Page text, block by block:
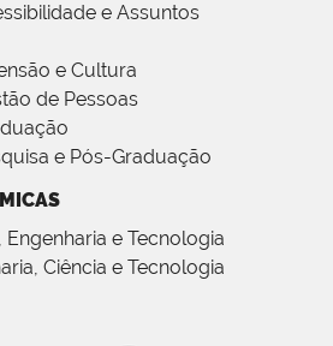
e Assuntos
e Cultura
de Pessoas
e Pós-Graduação
e Tecnologia
Ciência e Tecnologia